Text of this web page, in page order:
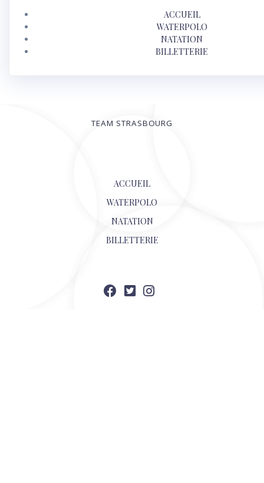
ACCUEIL
WATERPOLO
NATATION
BILLETTERIE
TEAM STRASBOURG
ACCUEIL
WATERPOLO
NATATION
BILLETTERIE